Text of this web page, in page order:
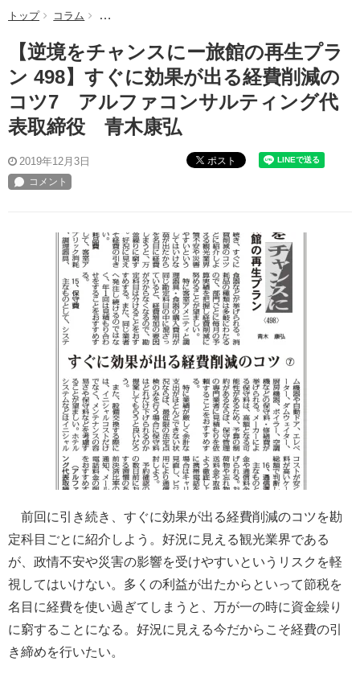
トップ コラム 【逆境をチャンスにー旅館の再生プラン 498】すぐ
【逆境をチャンスにー旅館の再生プラ
ン 498】すぐに効果が出る経費削減の
コツ7 アルファコンサルティング代
表取締役 青木康弘
2019年12月3日 ポスト
前回に引き続き、すぐに効果が出る経費削減のコツを勘
定科目ごとに紹介しよう。好況に見える観光業界である
が、政情不安や災害の影響を受けやすいというリスクを軽
視してはいけない。多くの利益が出たからといって節税を
名目に経費を使い過ぎてしまうと、万が一の時に資金繰り
に窮することになる。好況に見える今だからこそ経費の引
き締めを行いたい。